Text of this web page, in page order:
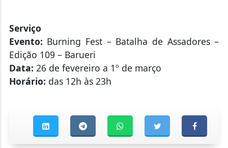
Serviço
Evento: Burning Fest – Batalha de Assadores –
Edição 109 – Barueri
Data: 26 de fevereiro a 1º de março
Horário: das 12h às 23h